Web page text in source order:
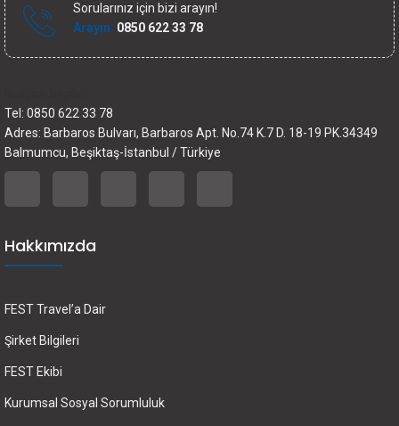
Sorularınız için bizi arayın!
Arayın: 0850 622 33 78
Tel: 0850 622 33 78
Adres: Barbaros Bulvarı, Barbaros Apt. No.74 K.7 D. 18-19 PK.34349
Balmumcu, Beşiktaş-İstanbul / Türkiye
Hakkımızda
FEST Travel’a Dair
Şirket Bilgileri
FEST Ekibi
Kurumsal Sosyal Sorumluluk